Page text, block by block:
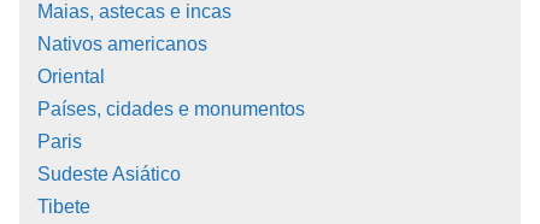
Maias, astecas e incas
Nativos americanos
Oriental
Países, cidades e monumentos
Paris
Sudeste Asiático
Tibete